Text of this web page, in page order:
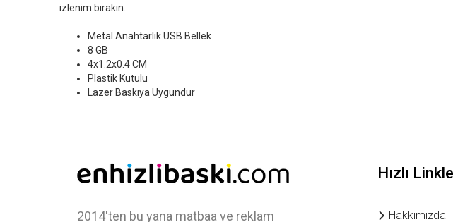
izlenim bırakın.
Metal Anahtarlık USB Bellek
8 GB
4x1.2x0.4 CM
Plastik Kutulu
Lazer Baskıya Uygundur
2014'ten bu yana matbaa ve reklam
Hızlı
Hakkımızda